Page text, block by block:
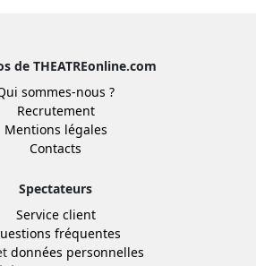
de THEATREonline.com
sommes-nous ?
Recrutement
Mentions légales
Contacts
Spectateurs
Service client
fréquentes
données personnelles